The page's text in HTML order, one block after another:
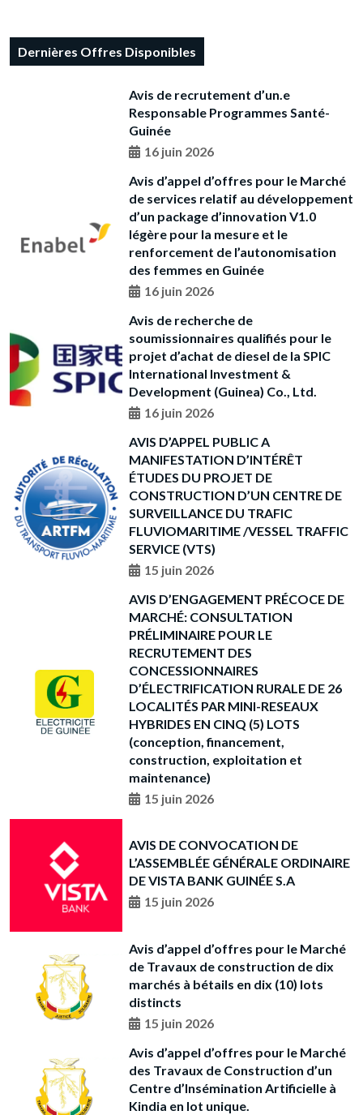
Dernières Offres Disponibles
Avis de recrutement d’un.e
Responsable Programmes Santé-
Guinée
16 juin 2026
Avis d’appel d’offres pour le Marché
de services relatif au développement
d’un package d’innovation V1.0
légère pour la mesure et le
renforcement de l’autonomisation
des femmes en Guinée
16 juin 2026
Avis de recherche de
soumissionnaires qualifiés pour le
projet d’achat de diesel de la SPIC
International Investment &
Development (Guinea) Co., Ltd.
16 juin 2026
AVIS D’APPEL PUBLIC A
MANIFESTATION D’INTÉRÊT
ÉTUDES DU PROJET DE
CONSTRUCTION D’UN CENTRE DE
SURVEILLANCE DU TRAFIC
FLUVIOMARITIME /VESSEL TRAFFIC
SERVICE (VTS)
15 juin 2026
AVIS D’ENGAGEMENT PRÉCOCE DE
MARCHÉ: CONSULTATION
PRÉLIMINAIRE POUR LE
RECRUTEMENT DES
CONCESSIONNAIRES
D’ÉLECTRIFICATION RURALE DE 26
LOCALITÉS PAR MINI-RESEAUX
HYBRIDES EN CINQ (5) LOTS
(conception, financement,
construction, exploitation et
maintenance)
15 juin 2026
AVIS DE CONVOCATION DE
L’ASSEMBLÉE GÉNÉRALE ORDINAIRE
DE VISTA BANK GUINÉE S.A
15 juin 2026
Avis d’appel d’offres pour le Marché
de Travaux de construction de dix
marchés à bétails en dix (10) lots
distincts
15 juin 2026
Avis d’appel d’offres pour le Marché
des Travaux de Construction d’un
Centre d’Insémination Artificielle à
Kindia en lot unique.